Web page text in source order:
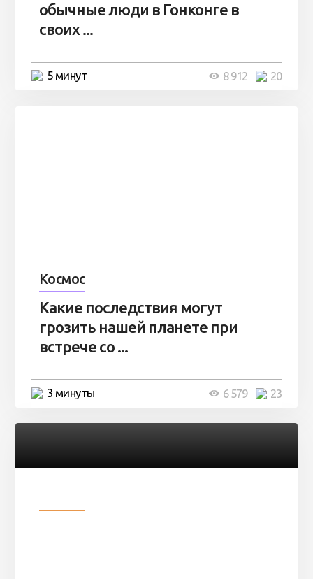
обычные люди в Гонконге в
своих ...
5 минут 20
8 912
Космос
Какие последствия могут
грозить нашей планете при
встрече со ...
3 минуты 23
6 579